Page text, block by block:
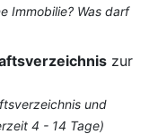
Immobilie? Was darf
zur
und
4 - 14 Tage)